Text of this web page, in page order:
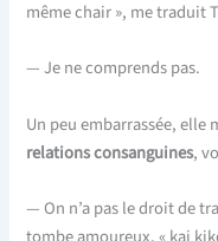
même chair », me traduit
— Je ne comprends pas.
Un peu embarrassée, elle
relations consanguines,
— On n’a pas le droit de